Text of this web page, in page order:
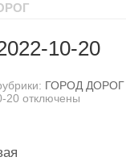
10-20
ГОРОД ДОРОГ
20 отключены